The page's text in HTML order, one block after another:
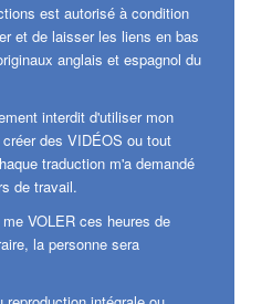
est autorisé à condition
et de laisser les liens en bas
anglais et espagnol du
interdit d'utiliser mon
des VIDÉOS ou tout
traduction m'a demandé
de travail.
VOLER ces heures de
la personne sera